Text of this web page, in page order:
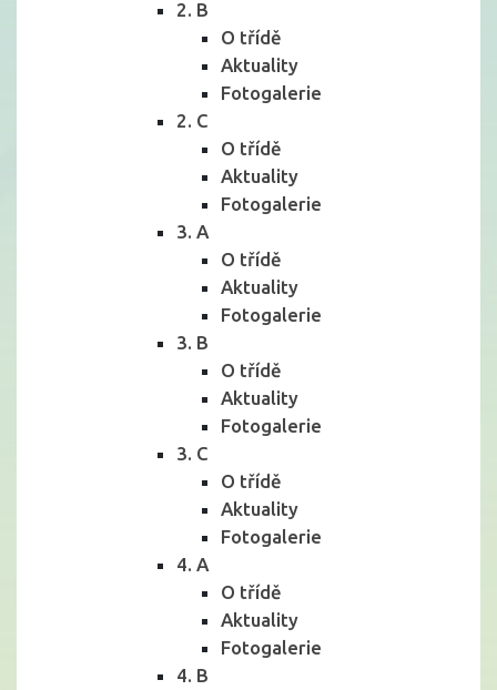
2. B
O třídě
Aktuality
Fotogalerie
2. C
O třídě
Aktuality
Fotogalerie
3. A
O třídě
Aktuality
Fotogalerie
3. B
O třídě
Aktuality
Fotogalerie
3. C
O třídě
Aktuality
Fotogalerie
4. A
O třídě
Aktuality
Fotogalerie
4. B